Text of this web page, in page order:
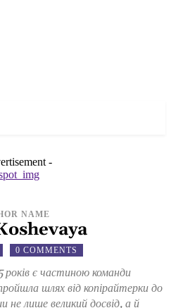
-
NAME
0 COMMENTS
є частиною команди
шлях від копірайтерки до
лише великий досвід, а й